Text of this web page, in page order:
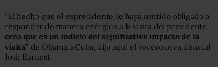
“El hecho que el expresidente se haya sentido obligado a
responder de manera enérgica a la visita del presidente,
creo que es un indicio del significativo impacto de la
visita” de Obama a Cuba, dijo aquí el vocero presidencial
Josh Earnest.